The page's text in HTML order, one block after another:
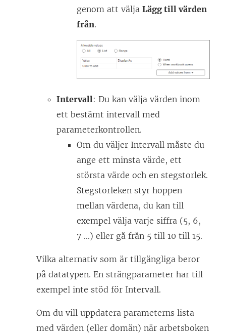
genom att välja Lägg till värden
från.
Intervall: Du kan välja värden inom
ett bestämt intervall med
parameterkontrollen.
Om du väljer Intervall måste du
ange ett minsta värde, ett
största värde och en stegstorlek.
Stegstorleken styr hoppen
mellan värdena, du kan till
exempel välja varje siffra (5, 6,
7 ...) eller gå från 5 till 10 till 15.
Vilka alternativ som är tillgängliga beror
på datatypen. En strängparameter har till
exempel inte stöd för Intervall.
Om du vill uppdatera parameterns lista
med värden (eller domän) när arbetsboken